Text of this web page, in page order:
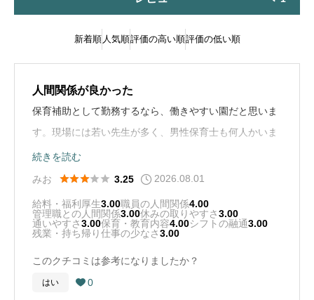
新着順 人気順評価の高い順評価の低い順
人間関係が良かった
保育補助として勤務するなら、働きやすい園だと思いま
す。現場には若い先生が多く、男性保育士も何人かいま
した。職員同士で声をかけやすく、人間関係も良好でし
た。
続きを読む
みお
 3.25 2026.08.01
給料・福利厚生3.00職員の人間関係4.00
管理職との人間関係3.00休みの取りやすさ3.00
通いやすさ3.00保育・教育内容4.00シフトの融通3.00
残業・持ち帰り仕事の少なさ3.00
このクチコミは参考になりましたか？
はい  0